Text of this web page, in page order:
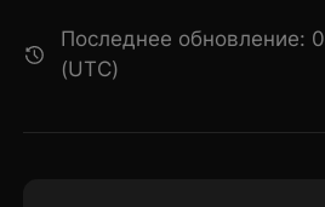
Последнее обновление:
(UTC)